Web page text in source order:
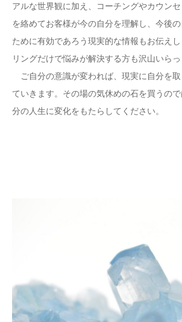
アルな世界観に加え、コーチングやカウン
を絡めてお客様が今の自分を理解し、今後
ために有効であろう現実的な情報もお伝え
リングだけで悩みが解決する方も沢山いらっ
ご自分の意識が変われば、現実に自分を
ていきます。その場の気休めの石を買うの
分の人生に変化をもたらしてください。